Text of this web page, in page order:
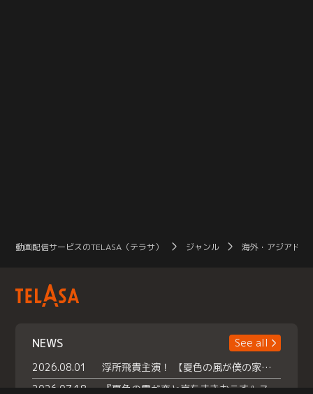
動画配信サービスのTELASA（テラサ） ジャンル 海外・アジアドラ
NEWS
See all
2026.08.01
浮所飛貴主演！ 【夏色の風が僕の家にやってきた】 本日よりテラサで独占配信スタート！
2026.07.18
『夏色の雲が恋と嵐をまきおこす』スペシャルメイキング 【Part1】2026年７月18日（土）23時30分～配信スタート！話題のシーンの裏側を大公開！豪華キャスト大集合！ 『武宮家 真夏の家族会議』開催！